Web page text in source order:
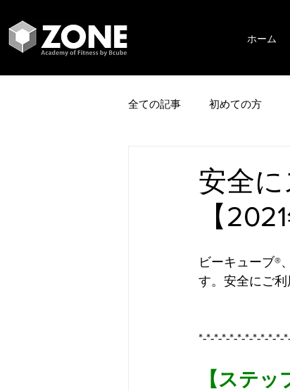
ホーム
全ての記事 初めての方
安全
【
ビーキューブ®
す。安全にご利
*-*-*-*-*-*-*-*-*-*-*-
【ステッ